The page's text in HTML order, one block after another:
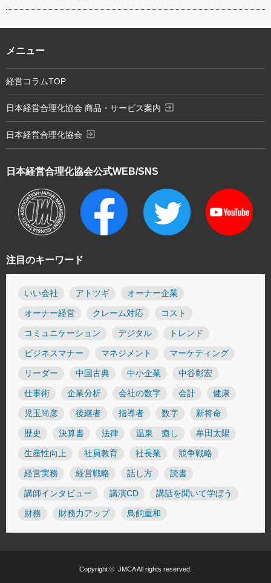
注目のキーワード
いい会社 アトツギ オーナー企業
オーナー経営 クレーム対応 コスト
コミュニケーション デジタル トレンド
ビジネスマナー マネジメント マーケティング
リーダー 中国古典 中小企業 中谷彰宏
仕事術 企業分析 会社の数字 会計 健康
児玉尚彦 後継者 指導者 数字 新将命
歴史 決算書 法律 温泉 癒し 牟田太陽
生産性向上 社員教育 社長業 競争戦略
経営実務 経営戦略 話し方 読書
講師インタビュー 講演CD 講話を聞いて学ぼう
財務 財務力アップ 鳥飼重和
日本経営合理化協会公式WEB/SNS
メニュー
経営コラムTOP
日本経営合理化協会 商品・サービス案内 exit_to_app
日本経営合理化協会 exit_to_app
Copyright © JMCAAll rights reserved.